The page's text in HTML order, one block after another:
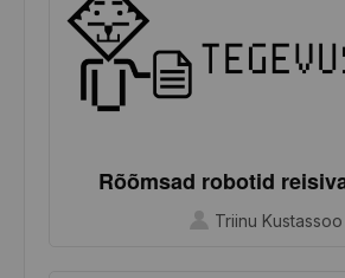
Rõõmsad robotid
Triinu Kustassoo